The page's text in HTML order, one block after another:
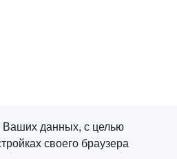
Ваших данных, с целью
своего браузера